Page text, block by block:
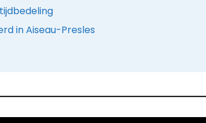
in Aiseau-Presles